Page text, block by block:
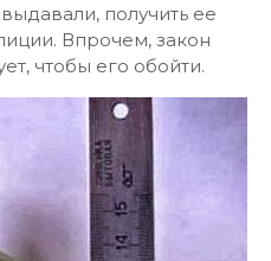
получить ее
Впрочем, закон
чтобы его обойти.